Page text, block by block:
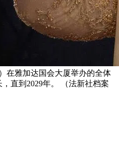
在雅加达国会大厦举办的全体
直到2029年。 （法新社档案